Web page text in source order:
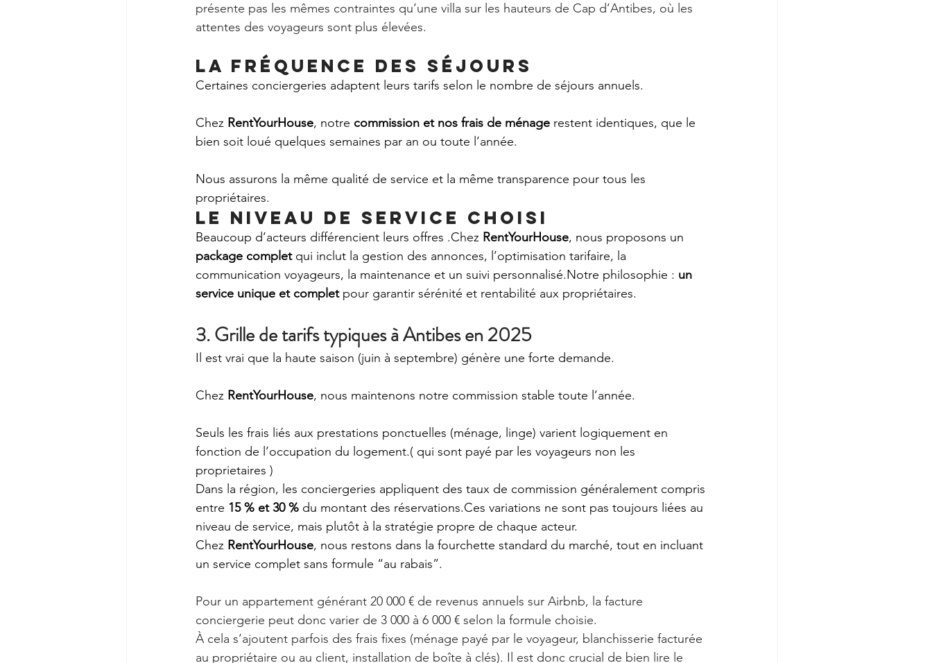
présente pas les mêmes contraintes qu’une villa sur les hauteurs de Cap d’Antibes, où les
attentes des voyageurs sont plus élevées.
La fréquence des séjours
Certaines conciergeries adaptent leurs tarifs selon le nombre de séjours annuels.
Chez RentYourHouse, notre commission et nos frais de ménage restent identiques, que le
bien soit loué quelques semaines par an ou toute l’année.
Nous assurons la même qualité de service et la même transparence pour tous les
propriétaires.
Le niveau de service choisi
Beaucoup d’acteurs différencient leurs offres .Chez RentYourHouse, nous proposons un
package complet qui inclut la gestion des annonces, l’optimisation tarifaire, la
communication voyageurs, la maintenance et un suivi personnalisé.Notre philosophie : un
service unique et complet pour garantir sérénité et rentabilité aux propriétaires.
3. Grille de tarifs typiques à Antibes en 2025
Il est vrai que la haute saison (juin à septembre) génère une forte demande.
Chez RentYourHouse, nous maintenons notre commission stable toute l’année.
Seuls les frais liés aux prestations ponctuelles (ménage, linge) varient logiquement en
fonction de l’occupation du logement.( qui sont payé par les voyageurs non les
proprietaires )
Dans la région, les conciergeries appliquent des taux de commission généralement compris
entre 15 % et 30 % du montant des réservations.Ces variations ne sont pas toujours liées au
niveau de service, mais plutôt à la stratégie propre de chaque acteur.
Chez RentYourHouse, nous restons dans la fourchette standard du marché, tout en incluant
un service complet sans formule “au rabais”.
Pour un appartement générant 20 000 € de revenus annuels sur Airbnb, la facture
conciergerie peut donc varier de 3 000 à 6 000 € selon la formule choisie.
À cela s’ajoutent parfois des frais fixes (ménage payé par le voyageur, blanchisserie facturée
au propriétaire ou au client, installation de boîte à clés). Il est donc crucial de bien lire le